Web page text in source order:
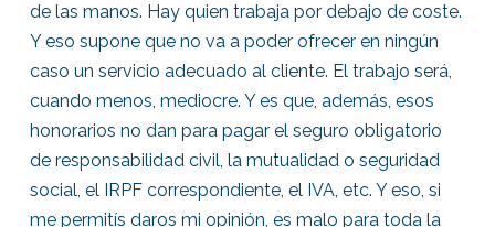
de las manos. Hay quien trabaja por debajo de coste.
Y eso supone que no va a poder ofrecer en ningún
caso un servicio adecuado al cliente. El trabajo será,
cuando menos, mediocre. Y es que, además, esos
honorarios no dan para pagar el seguro obligatorio
de responsabilidad civil, la mutualidad o seguridad
social, el IRPF correspondiente, el IVA, etc. Y eso, si
me permitís daros mi opinión, es malo para toda la